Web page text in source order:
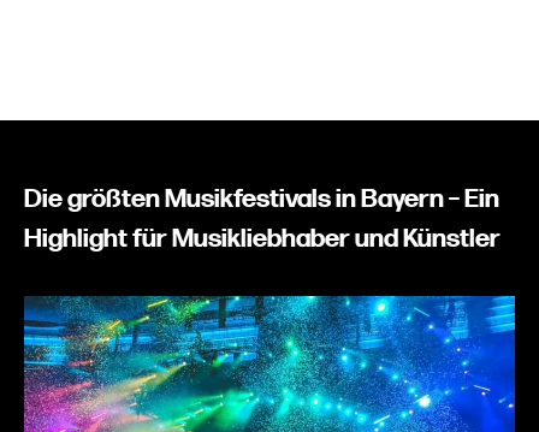
Die größten Musikfestivals in Bayern – Ein
Highlight für Musikliebhaber und Künstler